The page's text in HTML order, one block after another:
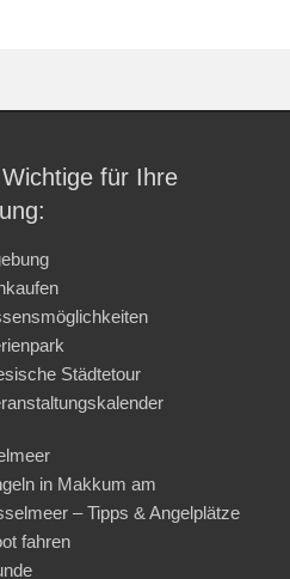
für Ihre
Städtetour
in Makkum am
– Tipps & Angelplätze
fahren